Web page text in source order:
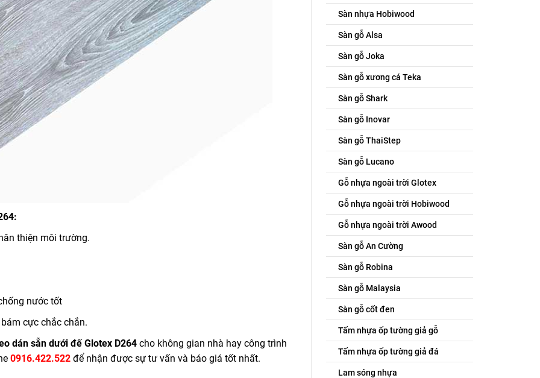
thiện môi trường.
nước tốt
cực chắc chắn.
dán sẵn dưới đế Glotex D264 cho không gian nhà hay công trình
0916.422.522 để nhận được sự tư vấn và báo giá tốt nhất.
Sàn nhựa Hobiwood
Sàn gỗ Alsa
Sàn gỗ Joka
Sàn gỗ xương cá Teka
Sàn gỗ Shark
Sàn gỗ Inovar
Sàn gỗ ThaiStep
Sàn gỗ Lucano
Gỗ nhựa ngoài trời Glotex
Gỗ nhựa ngoài trời Hobiwood
Gỗ nhựa ngoài trời Awood
Sàn gỗ An Cường
Sàn gỗ Robina
Sàn gỗ Malaysia
Sàn gỗ cốt đen
Tấm nhựa ốp tường giả gỗ
Tấm nhựa ốp tường giả đá
Lam sóng nhựa